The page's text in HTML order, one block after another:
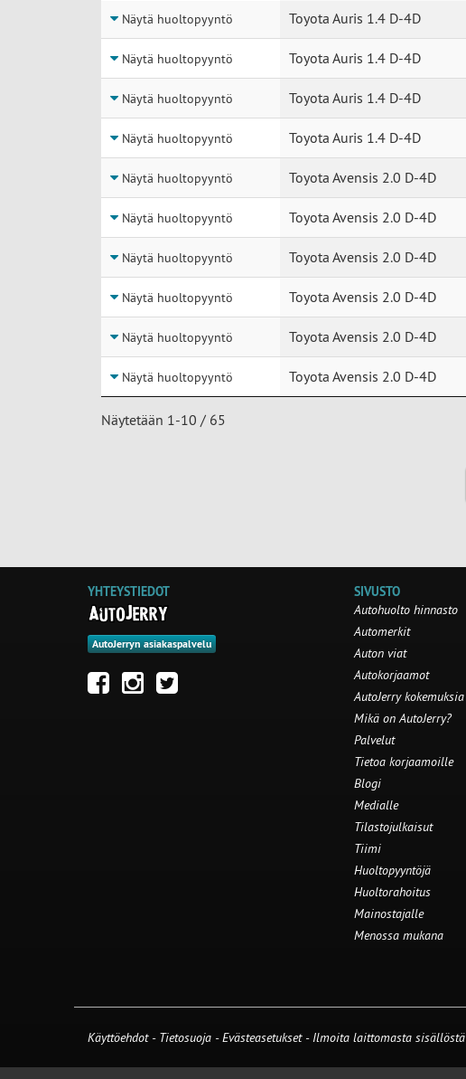
Huolto
Auto
Näytä huoltopyyntö Toyota Auris 1.4 D-4D
Näytä huoltopyyntö Toyota Auris 1.4 D-4D
Näytä huoltopyyntö Toyota Auris 1.4 D-4D
Näytä huoltopyyntö Toyota Auris 1.4 D-4D
Näytä huoltopyyntö Toyota Avensis 2.0 D-4D
Näytä huoltopyyntö Toyota Avensis 2.0 D-4D
Näytä huoltopyyntö Toyota Avensis 2.0 D-4D
Näytä huoltopyyntö Toyota Avensis 2.0 D-4D
Näytä huoltopyyntö Toyota Avensis 2.0 D-4D
Näytä huoltopyyntö Toyota Avensis 2.0 D-4D
Näytetään 1-10 / 65
YHTEYSTIEDOT
AutoJerryn asiakaspalvelu
SIVUSTO
Autohuolto hinnasto
Automerkit
Auton viat
Autokorjaamot
AutoJerry kokemuksia
Mikä on AutoJerry?
Palvelut
Tietoa korjaamoille
Blogi
Medialle
Tilastojulkaisut
Tiimi
Huoltopyyntöjä
Huoltorahoitus
Mainostajalle
Menossa mukana
Käyttöehdot - Tietosuoja -Evästeasetukset- Ilmoita laittomasta sisällöstä